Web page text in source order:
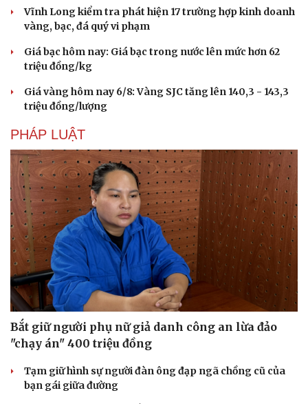
Vĩnh Long kiểm tra phát hiện 17 trường hợp kinh doanh
vàng, bạc, đá quý vi phạm
Giá bạc hôm nay: Giá bạc trong nước lên mức hơn 62
triệu đồng/kg
Giá vàng hôm nay 6/8: Vàng SJC tăng lên 140,3 - 143,3
triệu đồng/lượng
PHÁP LUẬT
Bắt giữ người phụ nữ giả danh công an lừa đảo
"chạy án" 400 triệu đồng
Tạm giữ hình sự người đàn ông đạp ngã chồng cũ của
bạn gái giữa đường